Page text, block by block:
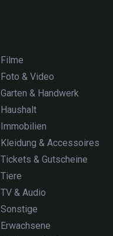
Filme
Foto & Video
Garten & Handwerk
Haushalt
Immobilien
Kleidung & Accessoires
Tickets & Gutscheine
Tiere
TV & Audio
Sonstige
Erwachsene